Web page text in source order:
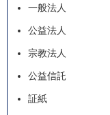
一般法人
公益法人
宗教法人
公益信託
証紙